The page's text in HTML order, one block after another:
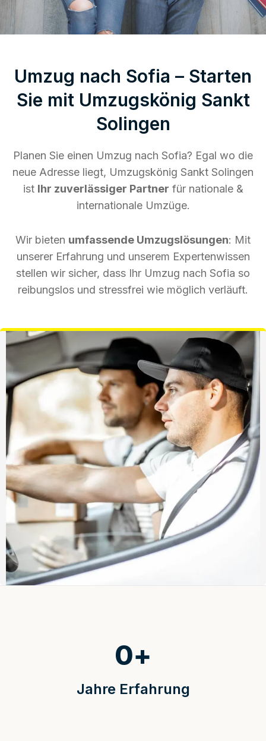
Umzug nach Sofia – Starten
Sie mit Umzugskönig Sankt
Solingen
Planen Sie einen Umzug nach Sofia? Egal wo die
neue Adresse liegt, Umzugskönig Sankt Solingen
ist Ihr zuverlässiger Partner für nationale &
internationale Umzüge.
Wir bieten umfassende Umzugslösungen: Mit
unserer Erfahrung und unserem Expertenwissen
stellen wir sicher, dass Ihr Umzug nach Sofia so
reibungslos und stressfrei wie möglich verläuft.
Jahre Erfahrung
0+